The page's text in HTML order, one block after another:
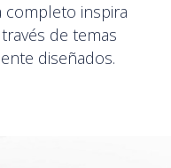
completo inspira
de temas
diseñados.